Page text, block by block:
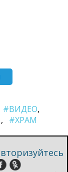
#ВИДЕО
#ХРАМ